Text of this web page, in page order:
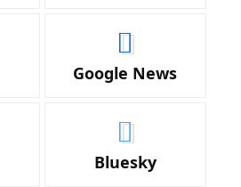
Google News
Bluesky